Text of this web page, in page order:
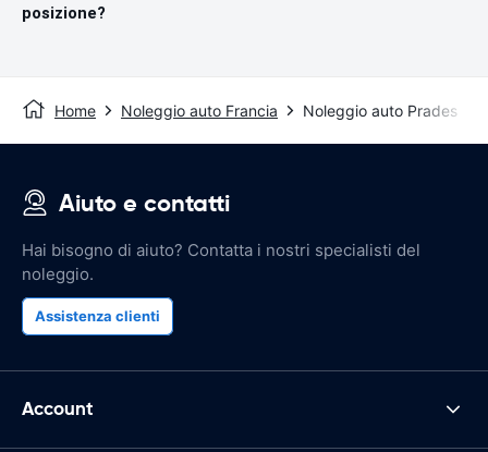
posizione?
Home Noleggio auto Francia Noleggio auto Prades
Aiuto e contatti
Hai bisogno di aiuto? Contatta i nostri specialisti del
noleggio.
Assistenza clienti
Account